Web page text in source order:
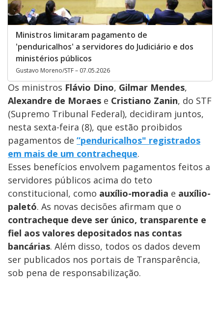
Ministros limitaram pagamento de
'penduricalhos' a servidores do Judiciário e dos
ministérios públicos
Gustavo Moreno/STF – 07.05.2026
Os ministros Flávio Dino, Gilmar Mendes,
Alexandre de Moraes e Cristiano Zanin, do STF
(Supremo Tribunal Federal), decidiram juntos,
nesta sexta-feira (8), que estão proibidos
pagamentos de ”penduricalhos" registrados
em mais de um contracheque.
Esses benefícios envolvem pagamentos feitos a
servidores públicos acima do teto
constitucional, como auxílio-moradia e auxílio-
paletó. As novas decisões afirmam que o
contracheque deve ser único, transparente e
fiel aos valores depositados nas contas
bancárias. Além disso, todos os dados devem
ser publicados nos portais de Transparência,
sob pena de responsabilização.